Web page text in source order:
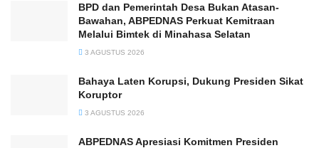
BPD dan Pemerintah Desa Bukan Atasan-
Bawahan, ABPEDNAS Perkuat Kemitraan
Melalui Bimtek di Minahasa Selatan
3 AGUSTUS 2026
Bahaya Laten Korupsi, Dukung Presiden Sikat
Koruptor
3 AGUSTUS 2026
ABPEDNAS Apresiasi Komitmen Presiden